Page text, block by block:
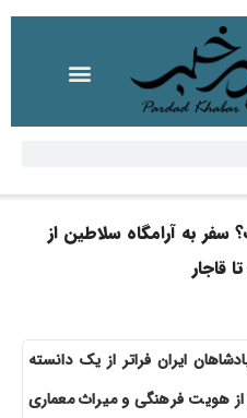
به آرامگاه سلاطین از
ایران فراتر از یک دانسته
فرهنگی و میراث معماری